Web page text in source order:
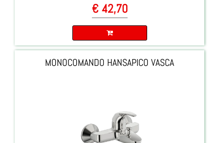
€ 42,70
MONOCOMANDO HANSAPICO VASCA